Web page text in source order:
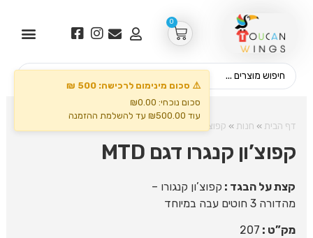
0
דף הבית » חנות » קפוצ'ונים וסווצ'רים
קפוצ’ון קנגרו דגם MTD
קצת על הבגד : קפוצ’ון קנגורו –
מהדורה 3 חוטים עבה במיוחד
מק”ט : 207
⚠️ סכום מינימום לרכישה: 500 ₪
סכום נוכחי: ₪0.00
עוד ₪500.00 עד להשלמת ההזמנה